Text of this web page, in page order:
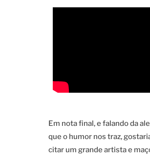
Em nota final, e falando da
que o humor nos traz,
citar um grande artista e